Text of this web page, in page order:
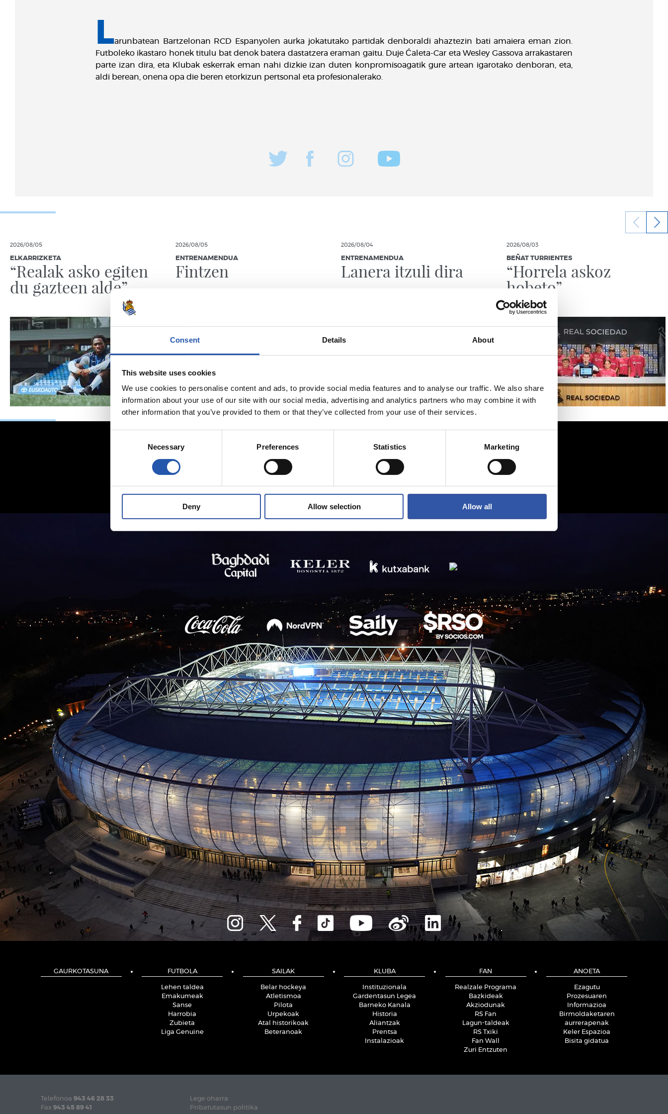
Consent Details About
This website uses cookies
We use cookies to personalise content and ads, to provide social media features and to analyse our traffic. We also share
information about your use of our site with our social media, advertising and analytics partners who may combine it with
other information that you’ve provided to them or that they’ve collected from your use of their services.
Necessary Preferences Statistics Marketing
Deny Allow selection Allow all
Larunbatean Bartzelonan RCD Espanyolen aurka jokatutako partidak denboraldi ahaztezin bati amaiera eman zion.
Futboleko ikastaro honek titulu bat denok batera dastatzera eraman gaitu. Duje Ćaleta-Car eta Wesley Gassova arrakastaren
parte izan dira, eta Klubak eskerrak eman nahi dizkie izan duten konpromisoagatik gure artean igarotako denboran, eta,
aldi berean, onena opa die beren etorkizun pertsonal eta profesionalerako.
2026/08/05
ELKARRIZKETA
“Realak asko egiten
du gazteen alde”
2026/08/05
ENTRENAMENDUA
Fintzen
2026/08/04
ENTRENAMENDUA
Lanera itzuli dira
2026/08/03
BEÑAT TURRIENTES
“Horrela askoz
hobeto”
GAURKOTASUNA FUTBOLA
Lehen taldea
Emakumeak
Sanse
Harrobia
Zubieta
Liga Genuine
SAILAK
Belar hockeya
Atletismoa
Pilota
Urpekoak
Atal historikoak
Beteranoak
KLUBA
Instituzionala
Gardentasun Legea
Barneko Kanala
Historia
Aliantzak
Prentsa
Instalazioak
FAN
Realzale Programa
Bazkideak
Akziodunak
RS Fan
Lagun-taldeak
RS Txiki
Fan Wall
Zuri Entzuten
ANOETA
Ezagutu
Prozesuaren
Informazioa
Birmoldaketaren
aurrerapenak
Keler Espazioa
Bisita gidatua
Telefonoa 943 46 28 33
Fax 943 45 89 41
Lege oharra
Pribatutasun politika